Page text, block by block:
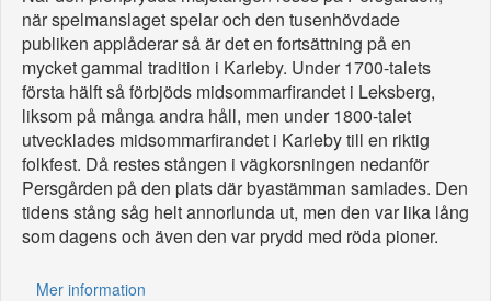
när spelmanslaget spelar och den tusenhövdade
publiken applåderar så är det en fortsättning på en
mycket gammal tradition i Karleby. Under 1700-talets
första hälft så förbjöds midsommarfirandet i Leksberg,
liksom på många andra håll, men under 1800-talet
utvecklades midsommarfirandet i Karleby till en riktig
folkfest. Då restes stången i vägkorsningen nedanför
Persgården på den plats där byastämman samlades. Den
tidens stång såg helt annorlunda ut, men den var lika lång
som dagens och även den var prydd med röda pioner.
Mer information